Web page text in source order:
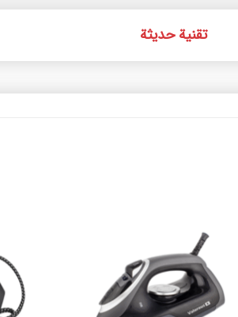
تقنية حديثة